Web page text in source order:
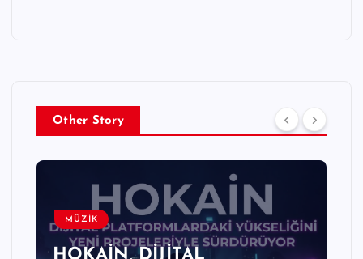
Other Story
MÜZİK